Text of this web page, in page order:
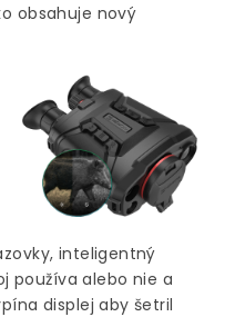
obsahuje nový
inteligentný
používa alebo nie a
displej aby šetril